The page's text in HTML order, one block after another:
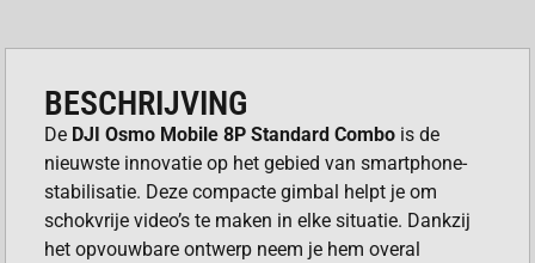
BESCHRIJVING
De DJI Osmo Mobile 8P Standard Combo is de
nieuwste innovatie op het gebied van smartphone-
stabilisatie. Deze compacte gimbal helpt je om
schokvrije video’s te maken in elke situatie. Dankzij
het opvouwbare ontwerp neem je hem overal